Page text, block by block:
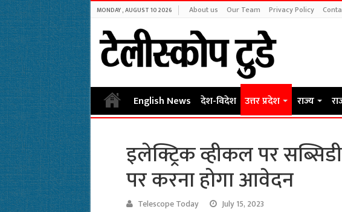
MONDAY , AUGUST 10 2026 About us Our Team Privacy Policy
English News देश-विदेश उत्तर प्रदेश राज्य
इलेक्ट्रिक व्हीकल पर
पर करना होगा आवेदन
Telescope Today July 15, 2023